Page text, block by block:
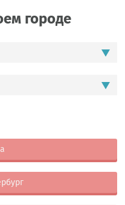
городе